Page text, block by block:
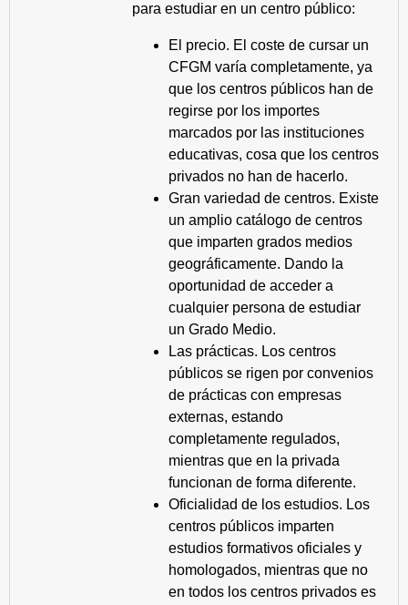
para estudiar en un centro público:
El precio. El coste de cursar un
CFGM varía completamente, ya
que los centros públicos han de
regirse por los importes
marcados por las instituciones
educativas, cosa que los centros
privados no han de hacerlo.
Gran variedad de centros. Existe
un amplio catálogo de centros
que imparten grados medios
geográficamente. Dando la
oportunidad de acceder a
cualquier persona de estudiar
un Grado Medio.
Las prácticas. Los centros
públicos se rigen por convenios
de prácticas con empresas
externas, estando
completamente regulados,
mientras que en la privada
funcionan de forma diferente.
Oficialidad de los estudios. Los
centros públicos imparten
estudios formativos oficiales y
homologados, mientras que no
en todos los centros privados es